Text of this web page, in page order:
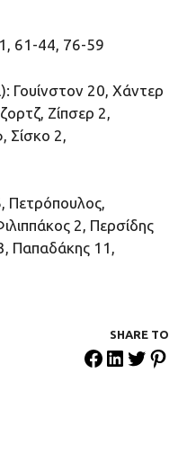
61-44, 76-59
Γουίνστον 20, Χάντερ
Ζίπσερ 2,
Σίσκο 2,
Πετρόπουλος,
2, Περσίδης
Παπαδάκης 11,
SHARE ΤΟ